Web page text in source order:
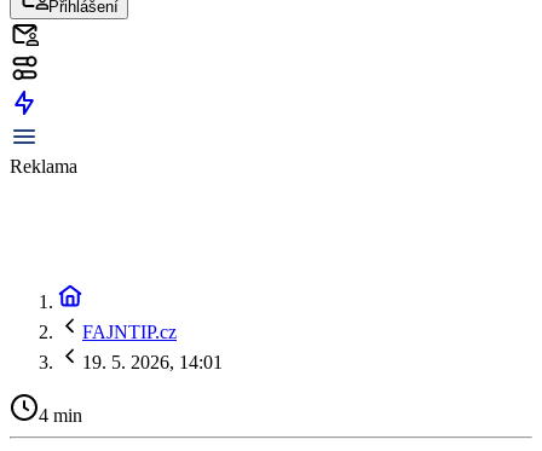
Přihlášení
Reklama
FAJNTIP.cz
19. 5. 2026, 14:01
4 min